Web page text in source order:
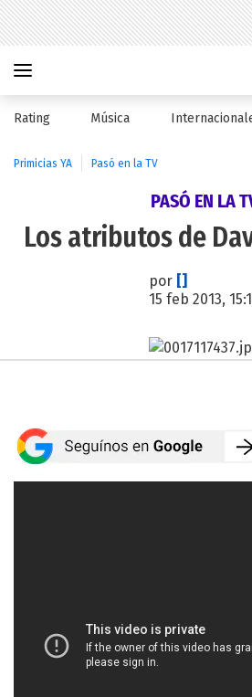
Rating Música
Primicias YA Pasó en la TV
PASÓ EN LA
Los atributos de
por []
15 feb 2013,